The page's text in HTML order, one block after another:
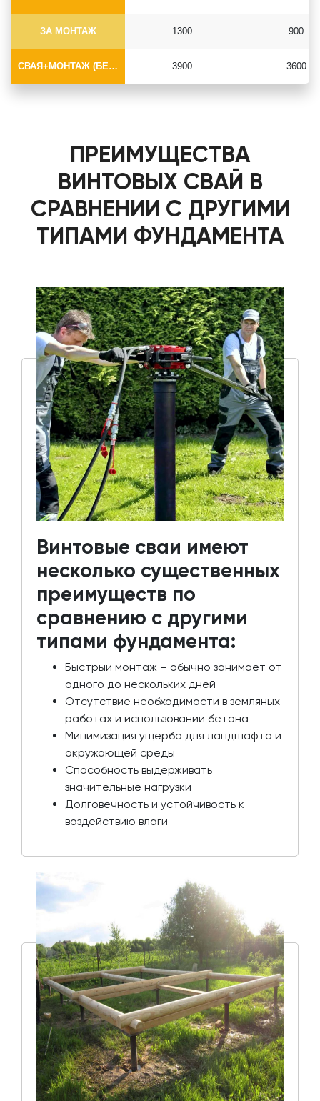
ЗА МОНТАЖ
СВАЯ+МОНТАЖ (БЕЗ ОГОЛОВКА)
1300
3900
900
3600
ПРЕИМУЩЕСТВА
ВИНТОВЫХ СВАЙ В
СРАВНЕНИИ С ДРУГИМИ
ТИПАМИ ФУНДАМЕНТА
Винтовые сваи имеют
несколько существенных
преимуществ по
сравнению с другими
типами фундамента:
Быстрый монтаж – обычно занимает от
одного до нескольких дней
Отсутствие необходимости в земляных
работах и использовании бетона
Минимизация ущерба для ландшафта и
окружающей среды
Способность выдерживать
значительные нагрузки
Долговечность и устойчивость к
воздействию влаги